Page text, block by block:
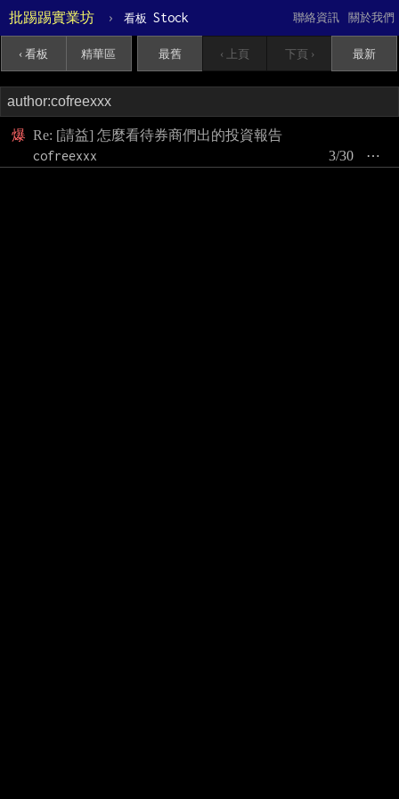
批踢踢實業坊 › 看板 Stock 關於我們
聯絡資訊
‹ 看板 精華區 最舊 ‹ 上頁 下頁 › 最新
爆 Re: [請益] 怎麼看待券商們出的投資報告
cofreexxx
⋯
3/30